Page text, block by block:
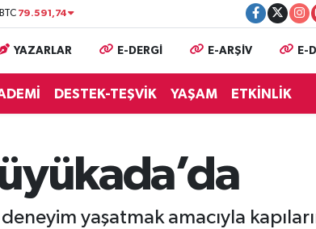
BTC 79.591,74
YAZARLAR E-DERGİ E-ARŞİV E-
DESTEK-TEŞVİK YAŞAM ETKİNLİK
yaşatmak amacıyla